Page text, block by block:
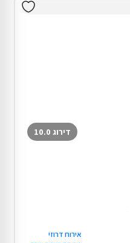
דירוג 10.0
אירוח דרוזי